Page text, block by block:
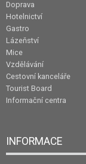
Doprava
Hotelnictví
Gastro
Lázeňství
Mice
Vzdělávání
Cestovní kanceláře
Tourist Board
Informační centra
INFORMACE